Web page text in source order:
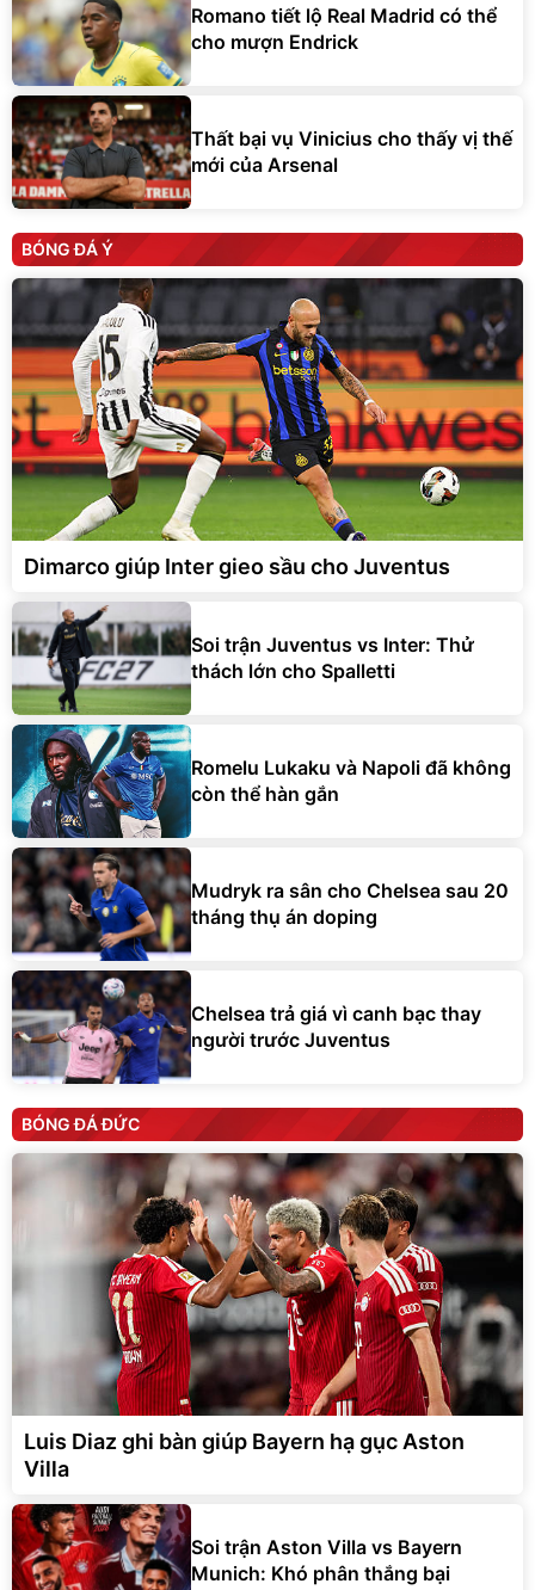
Romano tiết lộ Real Madrid có thể
cho mượn Endrick
Thất bại vụ Vinicius cho thấy vị thế
mới của Arsenal
BÓNG ĐÁ Ý
Dimarco giúp Inter gieo sầu cho Juventus
Soi trận Juventus vs Inter: Thử
thách lớn cho Spalletti
Romelu Lukaku và Napoli đã không
còn thể hàn gắn
Mudryk ra sân cho Chelsea sau 20
tháng thụ án doping
Chelsea trả giá vì canh bạc thay
người trước Juventus
BÓNG ĐÁ ĐỨC
Luis Diaz ghi bàn giúp Bayern hạ gục Aston
Villa
Soi trận Aston Villa vs Bayern
Munich: Khó phân thắng bại